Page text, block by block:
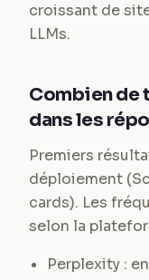
croissant de
LLMs.
Combien de
dans les
Premiers
déploiement
cards). Les
selon la
Perplexity :